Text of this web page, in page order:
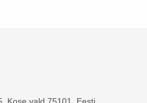
Kose vald 75101, Eesti